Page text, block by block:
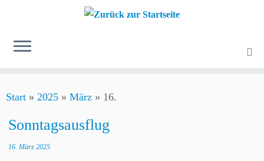
Inhalt
Start » 2025 » März » 16.
Sonntagsausflug
16. März 2025